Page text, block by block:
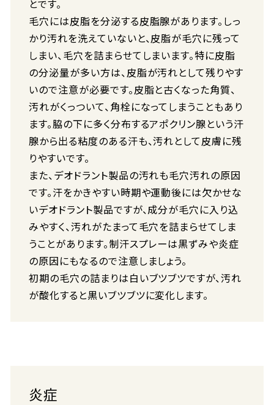
とです。
毛穴には皮脂を分泌する皮脂腺があります。しっ
かり汚れを洗えていないと、皮脂が毛穴に残って
しまい、毛穴を詰まらせてしまいます。特に皮脂
の分泌量が多い方は、皮脂が汚れとして残りやす
いので注意が必要です。皮脂と古くなった角質、
汚れがくっついて、角栓になってしまうこともあり
ます。脇の下に多く分布するアポクリン腺という汗
腺から出る粘度のある汗も、汚れとして皮膚に残
りやすいです。
また、デオドラント製品の汚れも毛穴汚れの原因
です。汗をかきやすい時期や運動後には欠かせな
いデオドラント製品ですが、成分が毛穴に入り込
みやすく、汚れがたまって毛穴を詰まらせてしま
うことがあります。制汗スプレーは黒ずみや炎症
の原因にもなるので注意しましょう。
初期の毛穴の詰まりは白いブツブツですが、汚れ
が酸化すると黒いブツブツに変化します。
炎症